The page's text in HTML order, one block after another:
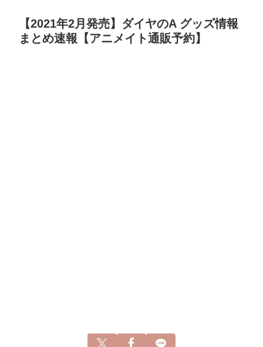
【2021年2月発売】ダイヤのA グッズ情報
まとめ速報【アニメイト通販予約】